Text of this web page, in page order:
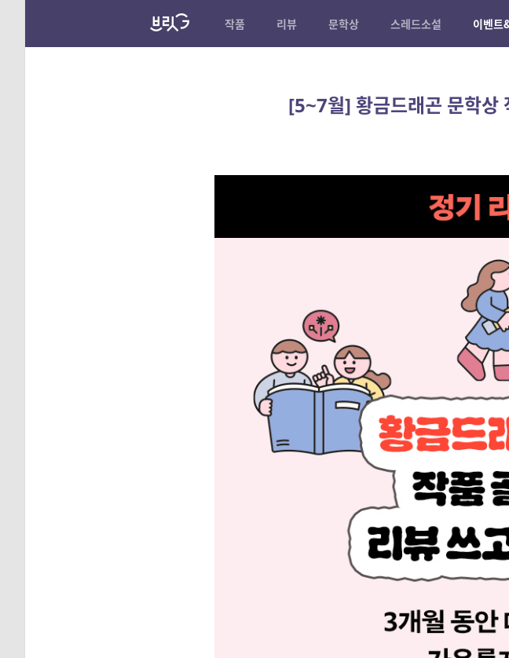
작품 리뷰 문학상 스레드소설 이벤트
[5~7월] 황금드래곤 문학